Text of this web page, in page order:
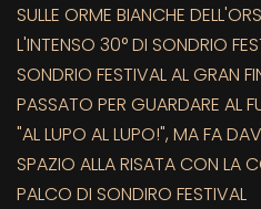
SULLE ORME BIANCHE
L'INTENSO 30° DI SONDRIO
SONDRIO FESTIVAL AL GRAN
PASSATO PER GUARDARE AL
"AL LUPO AL LUPO!", MA FA
SPAZIO ALLA RISATA CON LA
PALCO DI SONDIRO FESTIVAL